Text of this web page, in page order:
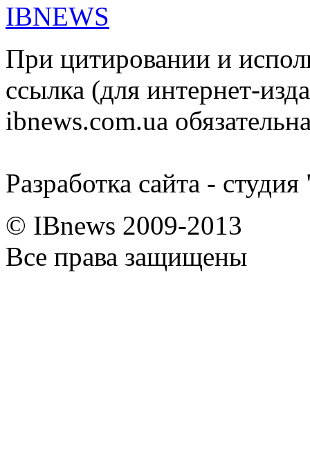
IBNEWS
При цитировании и
ссылка (для интернет-
ibnews.com.ua
Разработка сайта -
© IBnews 2009-2013
Все права защищены